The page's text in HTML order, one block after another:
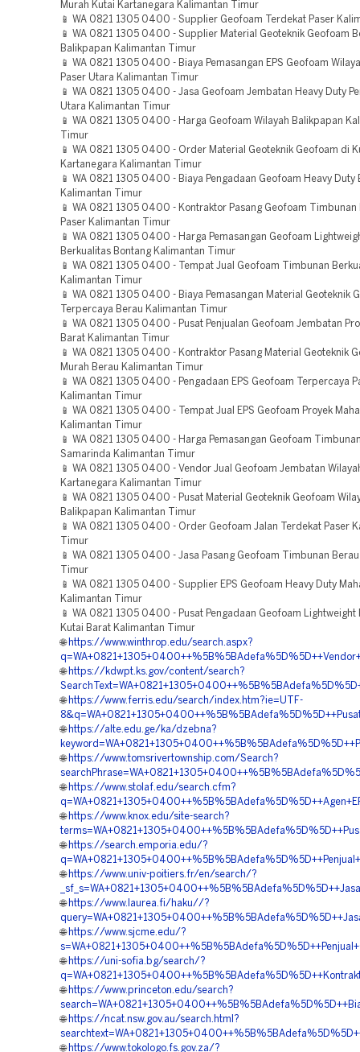
Murah Kutai Kartanegara Kalimantan Timur
📱 WA 0821 1305 0400 - Supplier Geofoam Terdekat Paser
📱 WA 0821 1305 0400 - Supplier Material Geoteknik Geofoam
Balikpapan Kalimantan Timur
📱 WA 0821 1305 0400 - Biaya Pemasangan EPS Geofoam
Paser Utara Kalimantan Timur
📱 WA 0821 1305 0400 - Jasa Geofoam Jembatan Heavy Duty
Utara Kalimantan Timur
📱 WA 0821 1305 0400 - Harga Geofoam Wilayah Balikpapan
Timur
📱 WA 0821 1305 0400 - Order Material Geoteknik Geofoam di
Kartanegara Kalimantan Timur
📱 WA 0821 1305 0400 - Biaya Pengadaan Geofoam Heavy Duty
Kalimantan Timur
📱 WA 0821 1305 0400 - Kontraktor Pasang Geofoam Timbunan
Paser Kalimantan Timur
📱 WA 0821 1305 0400 - Harga Pemasangan Geofoam
Berkualitas Bontang Kalimantan Timur
📱 WA 0821 1305 0400 - Tempat Jual Geofoam Timbunan
Kalimantan Timur
📱 WA 0821 1305 0400 - Biaya Pemasangan Material Geoteknik
Terpercaya Berau Kalimantan Timur
📱 WA 0821 1305 0400 - Pusat Penjualan Geofoam Jembatan
Barat Kalimantan Timur
📱 WA 0821 1305 0400 - Kontraktor Pasang Material Geoteknik
Murah Berau Kalimantan Timur
📱 WA 0821 1305 0400 - Pengadaan EPS Geofoam Terpercaya
Kalimantan Timur
📱 WA 0821 1305 0400 - Tempat Jual EPS Geofoam Proyek
Kalimantan Timur
📱 WA 0821 1305 0400 - Harga Pemasangan Geofoam
Samarinda Kalimantan Timur
📱 WA 0821 1305 0400 - Vendor Jual Geofoam Jembatan
Kartanegara Kalimantan Timur
📱 WA 0821 1305 0400 - Pusat Material Geoteknik Geofoam
Balikpapan Kalimantan Timur
📱 WA 0821 1305 0400 - Order Geofoam Jalan Terdekat Paser
Timur
📱 WA 0821 1305 0400 - Jasa Pasang Geofoam Timbunan
Timur
📱 WA 0821 1305 0400 - Supplier EPS Geofoam Heavy Duty
Kalimantan Timur
📱 WA 0821 1305 0400 - Pusat Pengadaan Geofoam Lightweight
Kutai Barat Kalimantan Timur
🌐 https://www.winthrop.edu/search.aspx?
🌐 https://kdwpt.ks.gov/content/search?
🌐 https://www.ferris.edu/search/index.htm?ie=UTF-
🌐 https://alte.edu.ge/ka/dzebna?
🌐 https://www.tomsrivertownship.com/Search?
🌐 https://www.stolaf.edu/search.cfm?
🌐 https://www.knox.edu/site-search?
🌐 https://search.emporia.edu/?
🌐 https://www.univ-poitiers.fr/en/search/?
🌐 https://www.laurea.fi/haku//?
🌐 https://www.sjcme.edu/?
🌐 https://uni-sofia.bg/search/?
🌐 https://www.princeton.edu/search?
🌐 https://ncat.nsw.gov.au/search.html?
🌐 https://www.tokologo.fs.gov.za/?